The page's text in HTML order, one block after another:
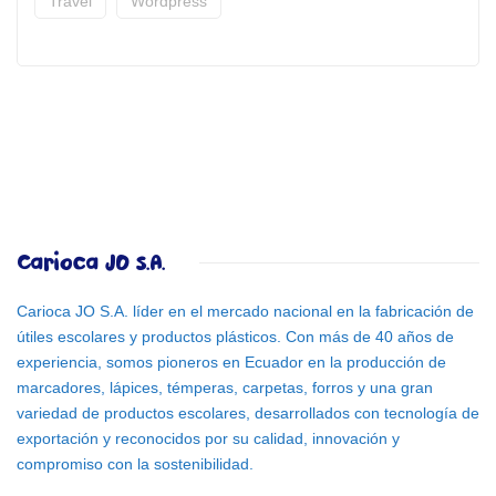
Carioca JO S.A.
Carioca JO S.A. líder en el mercado nacional en la fabricación de
útiles escolares y productos plásticos. Con más de 40 años de
experiencia, somos pioneros en Ecuador en la producción de
marcadores, lápices, témperas, carpetas, forros y una gran
variedad de productos escolares, desarrollados con tecnología de
exportación y reconocidos por su calidad, innovación y
compromiso con la sostenibilidad.